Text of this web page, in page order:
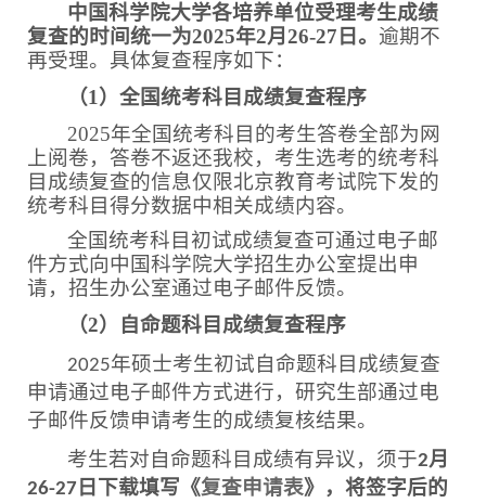
中国科学院大学各培养单位受理考生成绩
复查的时间统一为2025年2月 26-27 日。 逾期不
再受理。具体复查程序如下：
（1 ）全国统考科目成绩复查程序
2025年全国统考科目的考生答卷全部为网
上阅卷，答卷不返还我校，考生选考的统考科
目成绩复查的信息仅限北京教育考试院下发的
统考科目得分数据中相关成绩内容。
全国统考科目初试成绩复查可通过电子邮
件方式向中国科学院大学招生办公室提出申
请， 招生办公室通过电子邮件反馈。
（2）自命题科目成绩复查程序
2025年硕士考生初试自命题科目 成绩复查
申请通过电子邮件方式进行， 研究生部通过电
子邮件反馈申请考生的成绩复核结果。
考生若对自命题科目成绩有异议，须于2月
26-27 日 下载填写 《复查申请表》 ， 将签字后的